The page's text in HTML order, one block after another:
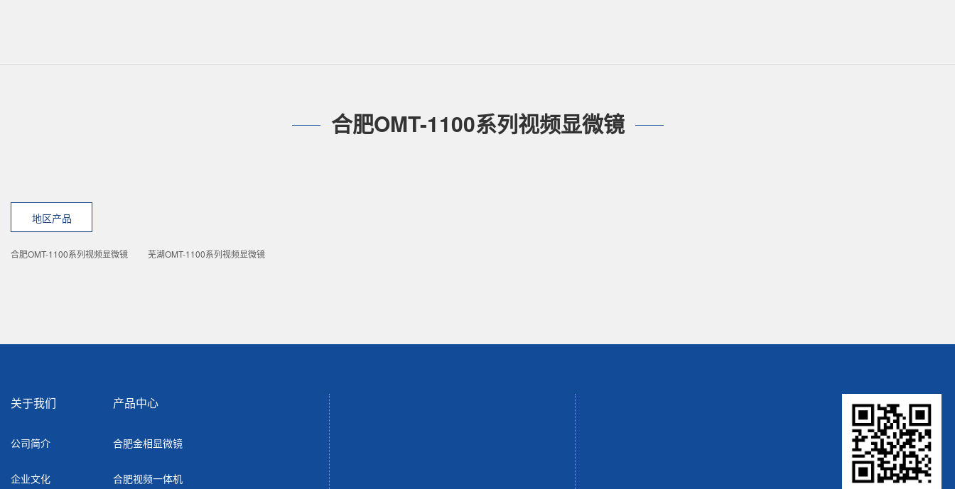
合肥OMT-1100系列视频显微镜
地区产品
合肥OMT-1100系列视频显微镜 芜湖OMT-1100系列视频显微镜
关于我们
公司简介
企业文化
产品中心
合肥金相显微镜
合肥视频一体机